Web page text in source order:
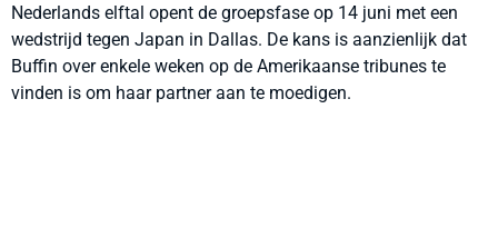
Nederlands elftal opent de groepsfase op 14 juni met een
wedstrijd tegen Japan in Dallas. De kans is aanzienlijk dat
Buffin over enkele weken op de Amerikaanse tribunes te
vinden is om haar partner aan te moedigen.